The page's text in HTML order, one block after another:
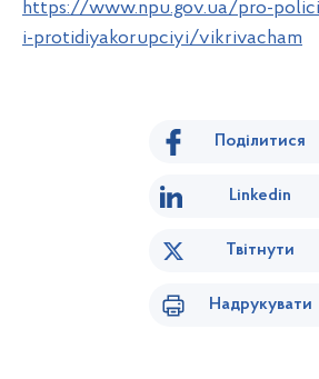
https://www.npu.gov.ua/pro-
i-protidiyakorupciyi/vikrivacham
Поділитися
Linkedin
Твітнути
Надрукувати